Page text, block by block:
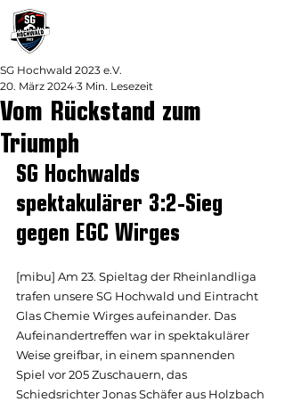
Vom Rückstand zum
Triumph
SG Hochwald 2023 e.V.
20. März 2024 3 Min. Lesezeit
SG Hochwalds
spektakulärer 3:2-Sieg
gegen EGC Wirges
[mibu] Am 23. Spieltag der Rheinlandliga
trafen unsere SG Hochwald und Eintracht
Glas Chemie Wirges aufeinander. Das
Aufeinandertreffen war in spektakulärer
Weise greifbar, in einem spannenden
Spiel vor 205 Zuschauern, das
Schiedsrichter Jonas Schäfer aus Holzbach